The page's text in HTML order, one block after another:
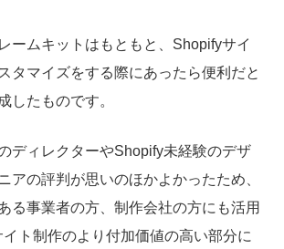
ームキットはもともと、Shopifyサイ
タマイズをする際にあったら便利だと
したものです。
ディレクターやShopify未経験のデザ
アの評判が思いのほかよかったため、
る事業者の方、制作会社の方にも活用
ト制作のより付加価値の高い部分に